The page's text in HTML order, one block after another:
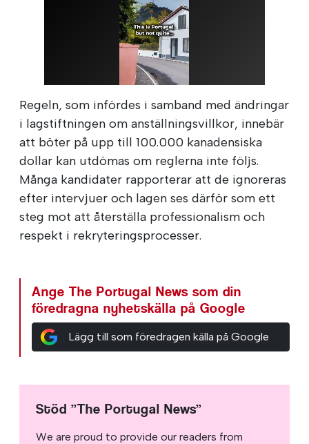
Regeln, som infördes i samband med ändringar
i lagstiftningen om anställningsvillkor, innebär
att böter på upp till 100.000 kanadensiska
dollar kan utdömas om reglerna inte följs.
Många kandidater rapporterar att de ignoreras
efter intervjuer och lagen ses därför som ett
steg mot att återställa professionalism och
respekt i rekryteringsprocesser.
Ange The Portugal News som din
föredragna nyhetskälla på Google
Lägg till som föredragen källa på Google
Stöd ”The Portugal News”
We are proud to provide our readers from